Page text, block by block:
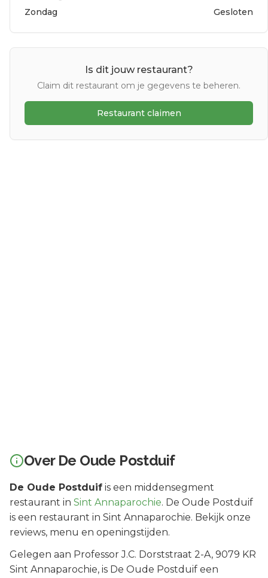
Zondag
Gesloten
Is dit jouw restaurant?
Claim dit restaurant om je gegevens te beheren.
Restaurant claimen
Over De Oude Postduif
De Oude Postduif is een middensegment
restaurant in Sint Annaparochie. De Oude Postduif
is een restaurant in Sint Annaparochie. Bekijk onze
reviews, menu en openingstijden.
Gelegen aan Professor J.C. Dorststraat 2-A, 9079 KR
Sint Annaparochie, is De Oude Postduif een